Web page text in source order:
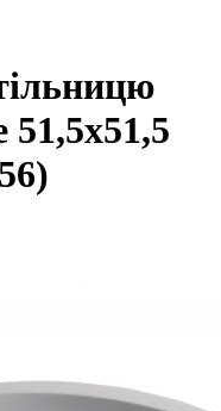
51,5x51,5